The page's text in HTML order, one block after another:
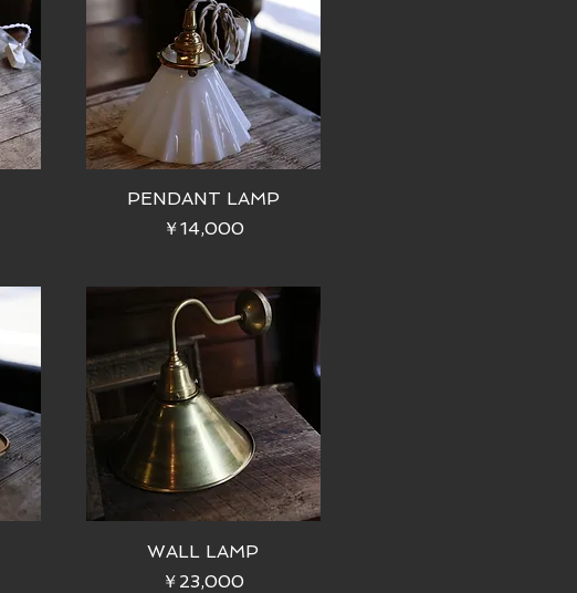
PENDANT LAMP
価格
￥14,000
WALL LAMP
価格
￥23,000